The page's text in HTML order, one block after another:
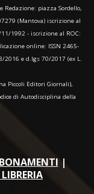
piazza Sordello,
(Mantova) iscrizione al
1992 - iscrizione al ROC:
online: ISSN 2465-
2016 e d.lgs 70/2017 (ex L.
Piccoli Editori Giornali),
di Autodisciplina della
|